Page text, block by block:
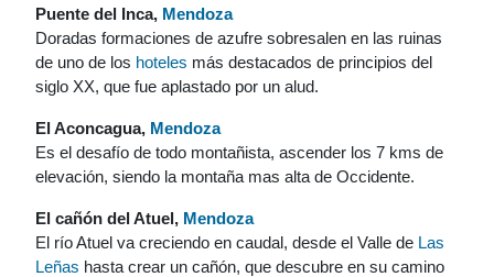
Puente del Inca, Mendoza
Doradas formaciones de azufre sobresalen en las ruinas
de uno de los hoteles más destacados de principios del
siglo XX, que fue aplastado por un alud.
El Aconcagua, Mendoza
Es el desafío de todo montañista, ascender los 7 kms de
elevación, siendo la montaña mas alta de Occidente.
El cañón del Atuel, Mendoza
El río Atuel va creciendo en caudal, desde el Valle de Las
Leñas hasta crear un cañón, que descubre en su camino